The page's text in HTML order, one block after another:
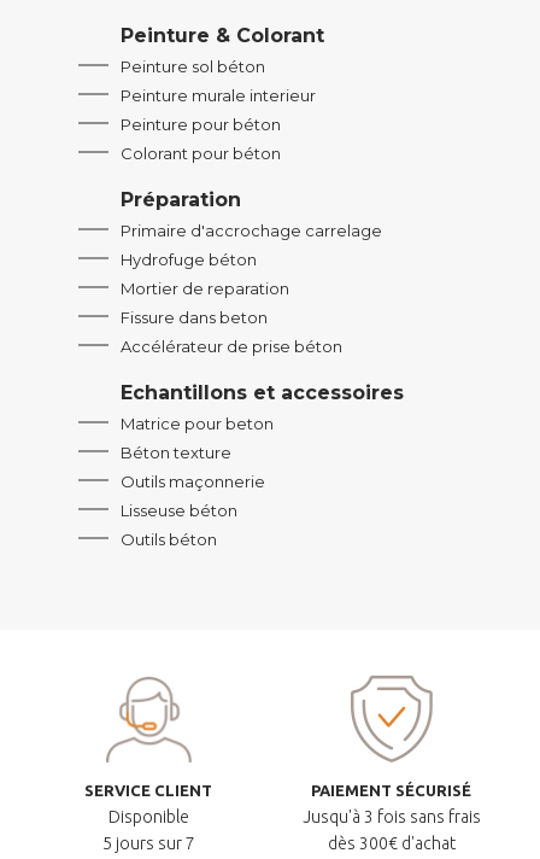
Peinture & Colorant
Peinture sol béton
Peinture murale interieur
Peinture pour béton
Colorant pour béton
Préparation
Primaire d'accrochage carrelage
Hydrofuge béton
Mortier de reparation
Fissure dans beton
Accélérateur de prise béton
Echantillons et accessoires
Matrice pour beton
Béton texture
Outils maçonnerie
Lisseuse béton
Outils béton
SERVICE CLIENT
Disponible
5 jours sur 7
PAIEMENT SÉCURISÉ
Jusqu'à 3 fois sans frais
dès 300€ d'achat